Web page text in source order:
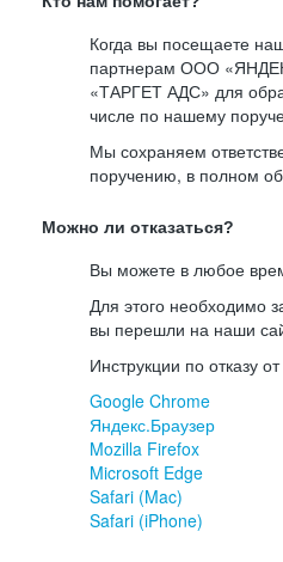
Когда вы посещаете
партнерам ООО
«ТАРГЕТ АДС» для
числе по нашему
Мы сохраняем
поручению, в полном
Можно ли отказаться?
Вы можете в любое
Для этого необходимо
вы перешли на наши
Инструкции по отказу
Google Chrome
Яндекс.Браузер
Mozilla Firefox
Microsoft Edge
Safari (Mac)
Safari (iPhone)